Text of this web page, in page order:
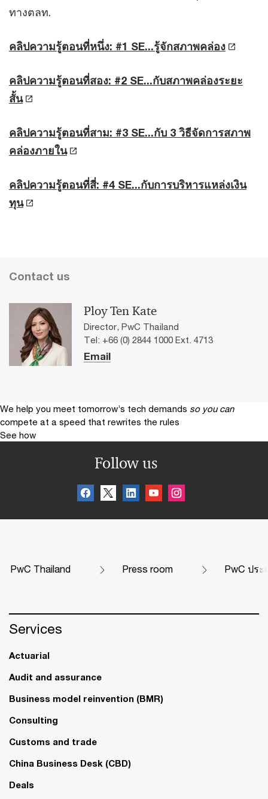
ทางตลท.
คลิปความรู้ตอนที่หนึ่ง: #1 SE...รู้จักสภาพคล่อง
คลิปความรู้ตอนที่สอง: #2 SE...กับสภาพคล่องระยะ
สั้น
คลิปความรู้ตอนที่สาม: #3 SE...กับ 3 วิธีจัดการสภาพ
คล่องภายใน
คลิปความรู้ตอนที่สี่: #4 SE...กับการบริหารแหล่งเงิน
ทุน
Contact us
Ploy Ten Kate
Director, PwC Thailand
Tel: +66 (0) 2844 1000 Ext. 4713
Email
We help you meet tomorrow’s tech demands so you can
compete at a speed that rewrites the rules
See how
Follow us
PwC Thailand Press room PwC ปร
Services
Actuarial
Audit and assurance
Business model reinvention (BMR)
Consulting
Customs and trade
China Business Desk (CBD)
Deals